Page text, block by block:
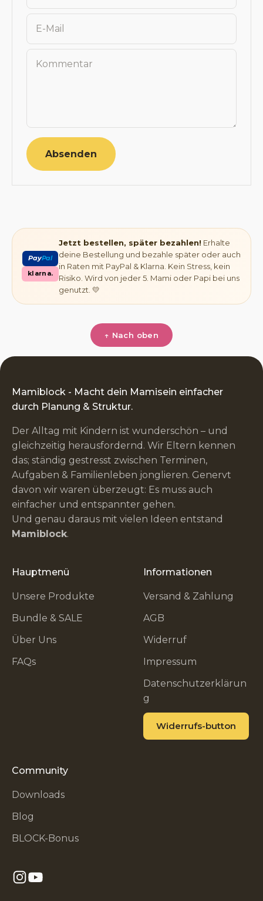
E-Mail
Kommentar
Absenden
PayPal
klarna.
Jetzt bestellen, später bezahlen! Erhalte
deine Bestellung und bezahle später oder auch
in Raten mit PayPal & Klarna. Kein Stress, kein
Risiko. Wird von jeder 5. Mami oder Papi bei uns
genutzt. 💛
↑ Nach oben
Mamiblock - Macht dein Mamisein einfacher
durch Planung & Struktur.
Der Alltag mit Kindern ist wunderschön – und
gleichzeitig herausfordernd. Wir Eltern kennen
das; ständig gestresst zwischen Terminen,
Aufgaben & Familienleben jonglieren. Genervt
davon wir waren überzeugt: Es muss auch
einfacher und entspannter gehen.
Und genau daraus mit vielen Ideen entstand
Mamiblock.
Hauptmenü
Unsere Produkte
Bundle & SALE
Über Uns
FAQs
Informationen
Versand & Zahlung
AGB
Widerruf
Impressum
Datenschutzerklärun
g
Widerrufs-button
Community
Downloads
Blog
BLOCK-Bonus